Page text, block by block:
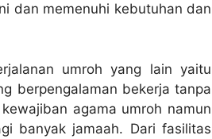
dan memenuhi kebutuhan dan
umroh yang lain yaitu
berpengalaman bekerja tanpa
agama umroh namun
banyak jamaah. Dari fasilitas